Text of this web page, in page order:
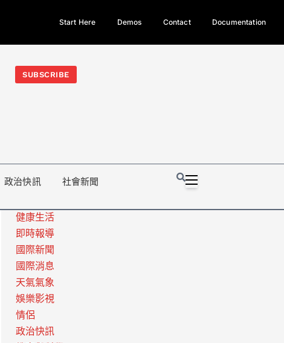
今日熱門新聞TOP3｜西拉雅族正式成第17個原住民族、立院電競
光電場回
Start Here Demos Contact Documentation
SUBSCRIBE
政治快訊 社會新聞
健康生活
即時報導
國際新聞
國際消息
天氣氣象
娛樂影視
情侶
政治快訊